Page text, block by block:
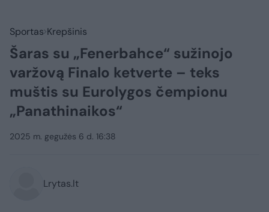
Sportas Krepšinis
Šaras su „Fenerbahce“ sužinojo
varžovą Finalo ketverte – teks
muštis su Eurolygos čempionu
„Panathinaikos“
2025 m. gegužės 6 d. 16:38
Lrytas.lt